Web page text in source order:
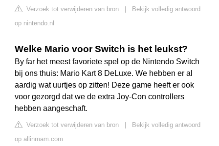
Verzoek tot verwijderen van bron
Bekijk volledig antwoord
op nintendo.nl
Welke Mario voor Switch is het leukst?
By far het meest favoriete spel op de Nintendo Switch
bij ons thuis: Mario Kart 8 DeLuxe. We hebben er al
aardig wat uurtjes op zitten! Deze game heeft er ook
voor gezorgd dat we de extra Joy-Con controllers
hebben aangeschaft.
Verzoek tot verwijderen van bron
Bekijk volledig antwoord
op allinmam.com